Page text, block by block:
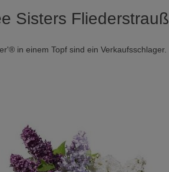
Sisters Fliederstrauß
in einem Topf sind ein Verkaufsschlager.